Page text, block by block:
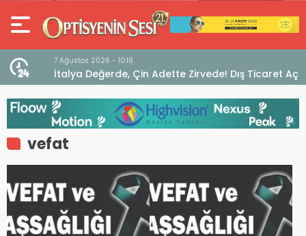
7 Ağustos 2026 - 10:16
İtalya Değerde, Çin Adette Zirvede! Dış Ticaret Açığı
Devam Ediyor
vefat